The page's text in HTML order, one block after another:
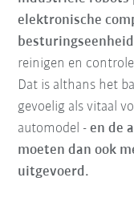
elektronische
reinigen en
Dat is althans het
gevoelig als vitaal
automodel -en de
moeten dan ook
uitgevoerd.